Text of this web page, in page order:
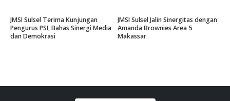
JMSI Sulsel Terima Kunjungan
Pengurus PSI, Bahas Sinergi Media
dan Demokrasi
JMSI Sulsel Jalin Sinergitas dengan
Amanda Brownies Area 5
Makassar